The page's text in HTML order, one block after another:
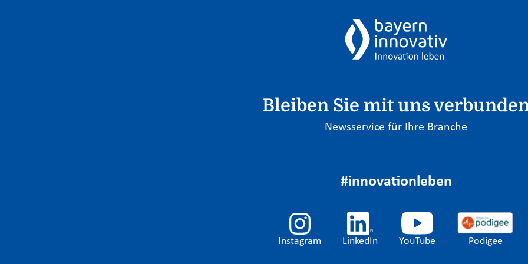
Bleiben Sie mit uns
Newsservice für Ihre Branche
#innovationleben
Instagram LinkedIn YouTube Podigee